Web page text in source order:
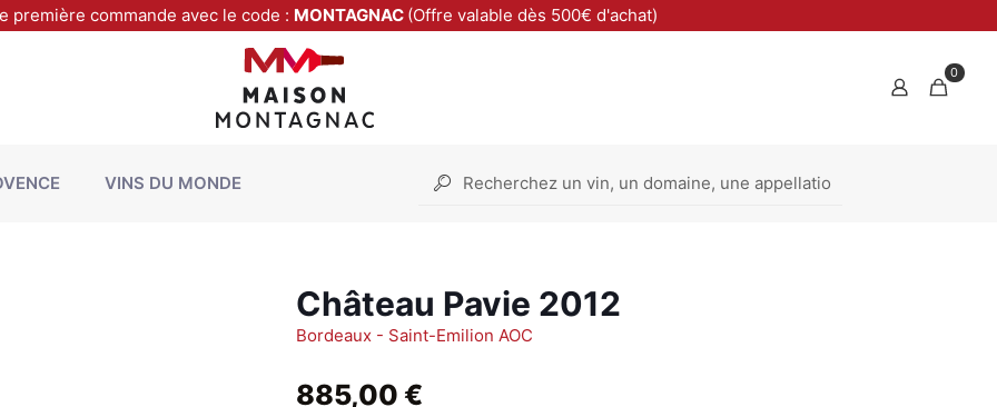
première commande avec le code : MONTAGNAC (Offre valable dès 500€ d'achat)
0
VINS DU MONDE
Château Pavie 2012
Bordeaux - Saint-Emilion AOC
885,00 €